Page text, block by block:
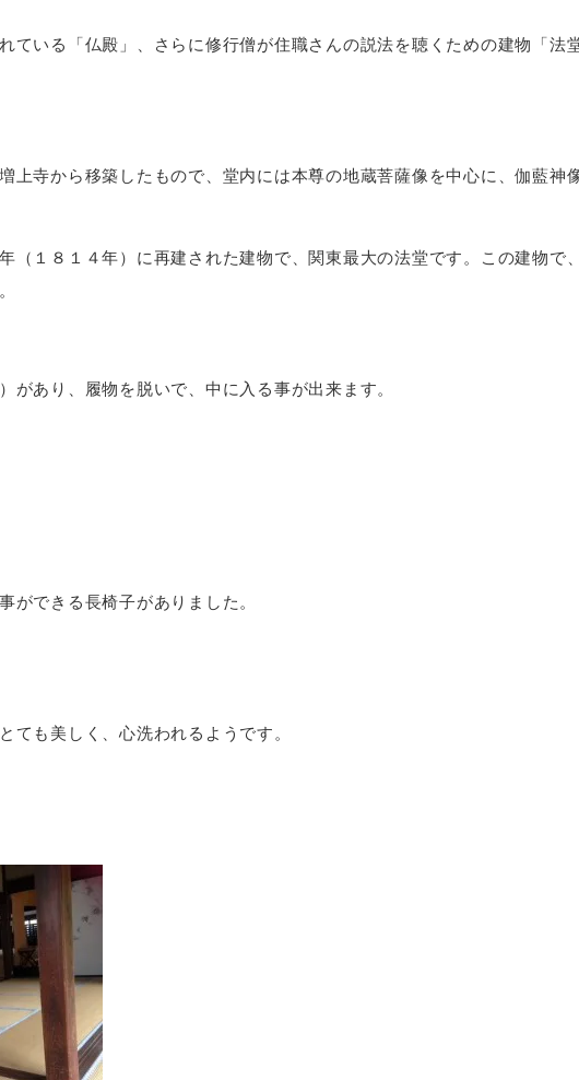
ている「仏殿」、さらに修行僧が住職さんの説法を聴くための建物「法
上寺から移築したもので、堂内には本尊の地蔵菩薩像を中心に、伽藍神
（１８１４年）に再建された建物で、関東最大の法堂です。この建物で
があり、履物を脱いで、中に入る事が出来ます。
ができる長椅子がありました。
ても美しく、心洗われるようです。